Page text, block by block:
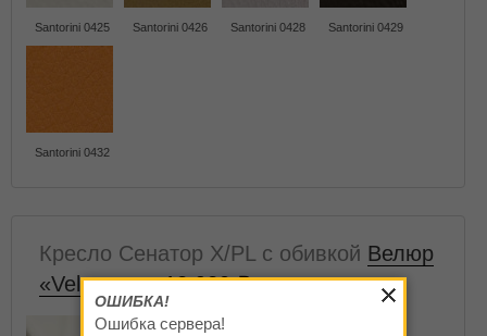
Santorini 0425 Santorini 0426 Santorini 0428 Santorini 0429
Santorini 0432
Кресло Сенатор X/PL с обивкой Велюр
«Velutto»— 12 920
ОШИБКА!
Ошибка сервера!